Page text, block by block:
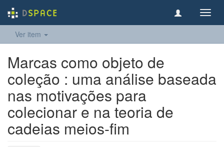
Ver item
Marcas como objeto de
coleção : uma análise baseada
nas motivações para
colecionar e na teoria de
cadeias meios-fim